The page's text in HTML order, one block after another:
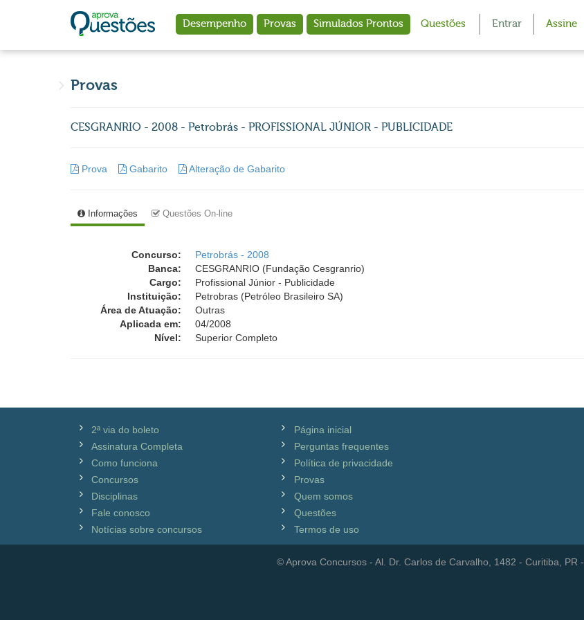
Desempenho Provas Simulados Prontos Questões Entrar Assine
Provas
CESGRANRIO - 2008 - Petrobrás - PROFISSIONAL JÚNIOR - PUBLICIDADE
Prova Gabarito Alteração de Gabarito
Informações Questões On-line
Concurso:
Petrobrás - 2008
Banca:
CESGRANRIO (Fundação Cesgranrio)
Cargo:
Profissional Júnior - Publicidade
Instituição:
Petrobras (Petróleo Brasileiro SA)
Área de Atuação:
Outras
Aplicada em:
04/2008
Nível:
Superior Completo
2ª via do boleto
Assinatura Completa
Como funciona
Concursos
Disciplinas
Fale conosco
Notícias sobre concursos
Página inicial
Perguntas frequentes
Política de privacidade
Provas
Quem somos
Questões
Termos de uso
© Aprova Concursos - Al. Dr. Carlos de Carvalho, 1482 - Curitiba, PR -